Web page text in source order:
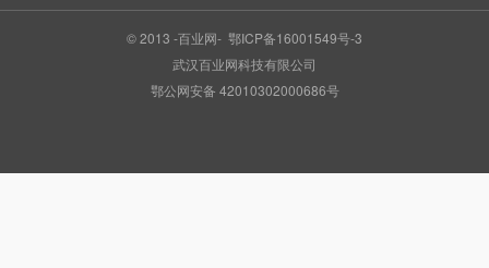
© 2013 -百业网- 鄂ICP备16001549号-3
武汉百业网科技有限公司
鄂公网安备 42010302000686号